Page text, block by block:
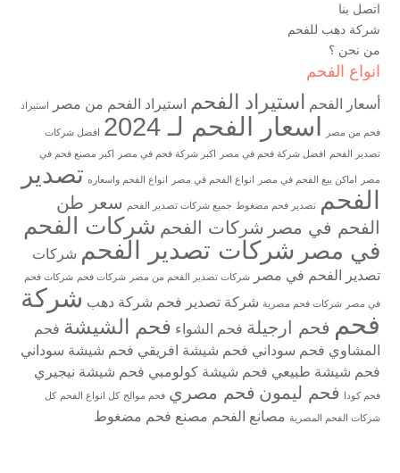
اتصل بنا
شركة دهب للفحم
من نحن ؟
انواع الفحم
أسعار الفحم استيراد الفحم استيراد الفحم من مصر استيراد
فحم من مصر اسعار الفحم لـ 2024
افضل شركات
تصدير الفحم افضل شركة فحم في مصر اكبر شركة فحم في مصر اكبر مصنع فحم في
مصر اماكن بيع الفحم في مصر انواع الفحم في مصر انواع الفحم واسعاره تصدير
الفحم تصدير فحم مضغوط جميع شركات تصدير الفحم
سعر طن
الفحم في مصر شركات الفحم شركات الفحم
في مصر شركات تصدير الفحم شركات
تصدير الفحم في مصر
شركات تصدير الفحم من مصر شركات فحم شركات فحم
في مصر شركات فحم مصرية شركة تصدير فحم شركة دهب شركة
فحم فحم ارجيلة فحم الشواء فحم الشيشة فحم
المشاوي فحم سوداني فحم شيشة افريقي فحم شيشة سوداني
فحم شيشة طبيعي فحم شيشة كولومبي فحم شيشة نيجيري
فحم كودا فحم ليمون فحم مصري فحم موالح كل انواع الفحم كل
شركات الفحم المصرية مصانع الفحم مصنع فحم مضغوط